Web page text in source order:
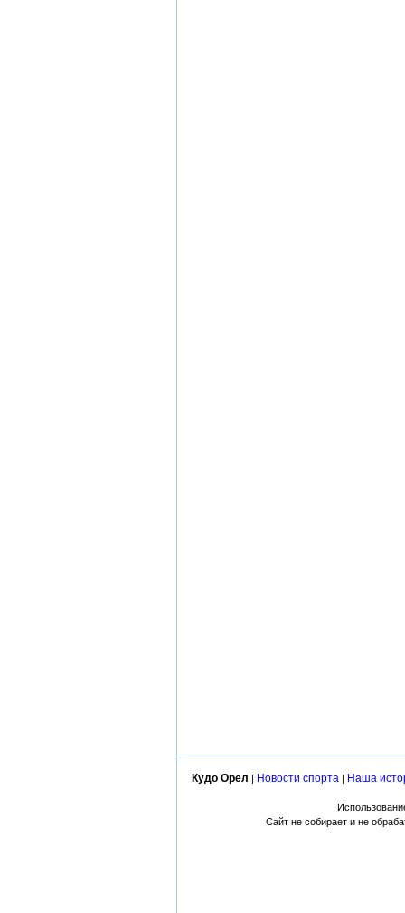
Кудо Орел | Новости спорта | Наша
Сайт не собирает и не